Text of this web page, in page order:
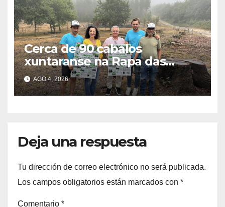
Cerca de 90 cabalos
xuntaranse na Rapa das
Bestas do Monte Gagán esta
fin de semana
AGO 4, 2026
Deja una respuesta
Tu dirección de correo electrónico no será publicada.
Los campos obligatorios están marcados con *
Comentario *